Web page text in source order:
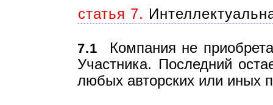
статья 7.
7.1 Компания не
Участника. Последний
любых авторских или иных